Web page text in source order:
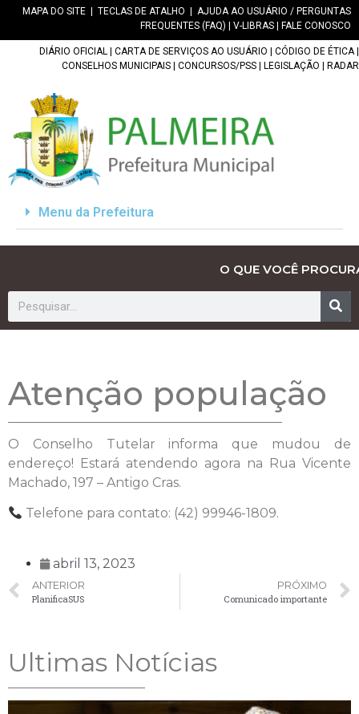
MAPA DO SITE TECLAS DE ATALHO
AJUDA AO USUÁRIO / PERGUNTAS
FREQUENTES (FAQ)
V-LIBRAS FALE CONOSCO
DIÁRIO OFICIAL CARTA DE SERVIÇOS AO USUÁRIO CÓDIGO DE ÉTICA|
CONSELHOS MUNICIPAIS
CONCURSOS/PSS LEGISLAÇÃO RADAR
Menu da Prefeitura
O QUE VOCÊ
Atenção população
O Conselho Tutelar informa que mudou de
endereço! Estará atendendo agora na Rua Vicente
Machado, 197 – Antigo Cras.
Telefone para contato: (42) 99946-1809.
abril 13, 2023
ANTERIOR
PlanificaSUS
PRÓXIMO
Comunicado importante
Ultimas Notícias